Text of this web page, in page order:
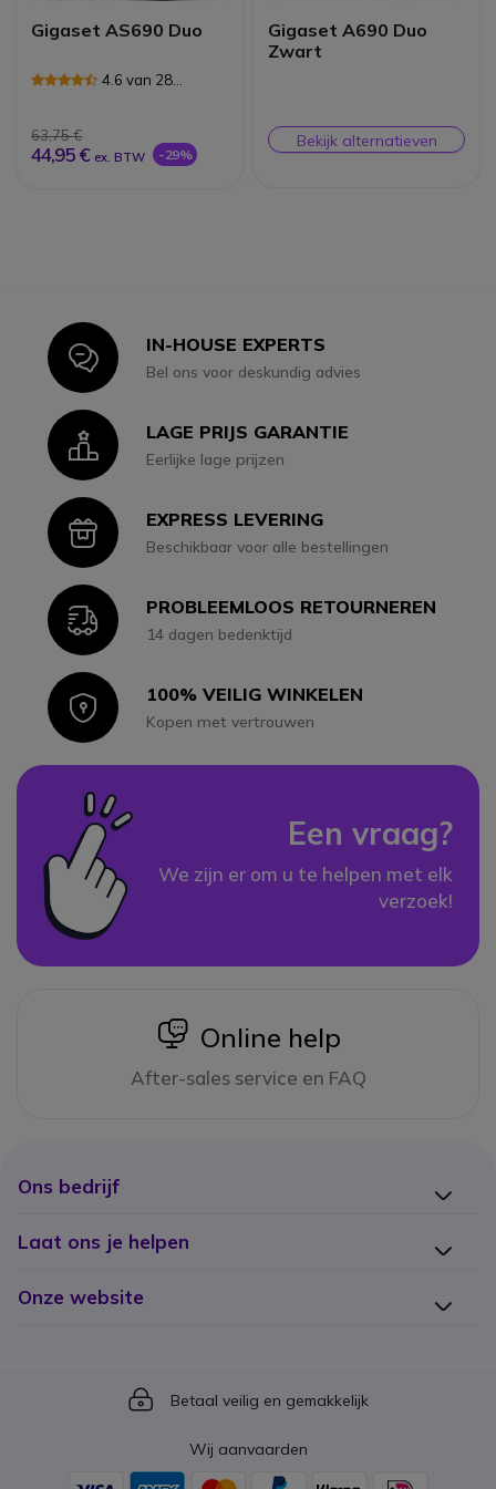
Gigaset AS690 Duo
4.6 van 28
63,75 €
44,95 € ex. BTW -29%
Gigaset A690 Duo
Zwart
Bekijk alternatieven
IconIN-HOUSE EXPERTS
Bel ons voor deskundig advies
IconLAGE PRIJS GARANTIE
Eerlijke lage prijzen
IconEXPRESS LEVERING
Beschikbaar voor alle bestellingen
IconPROBLEEMLOOS RETOURNEREN
14 dagen bedenktijd
Icon100% VEILIG WINKELEN
Kopen met vertrouwen
Een vraag?
We zijn er om u te helpen met elk
verzoek!
icon
Online help
After-sales service en FAQ
Ons bedrijf
Laat ons je helpen
Onze website
Icon
Betaal veilig en gemakkelijk
Wij aanvaarden